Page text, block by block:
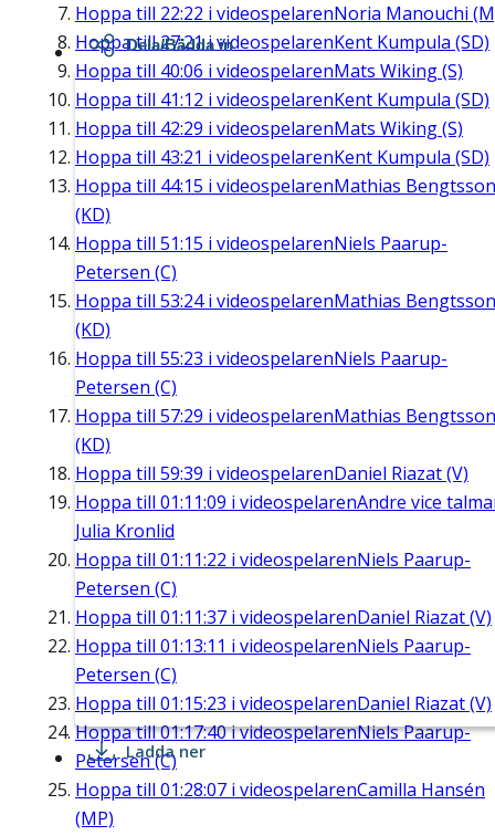
Hoppa till 22:22 i videospelarenNoria Manouchi
Hoppa till27:21i videospelarenKent Kumpula (SD)
Hoppa till 40:06 i videospelarenMats Wiking (S)
Hoppa till 41:12 i videospelarenKent Kumpula (SD)
Hoppa till 42:29 i videospelarenMats Wiking (S)
Hoppa till 43:21 i videospelarenKent Kumpula (SD)
Hoppa till 44:15 i videospelarenMathias Bengtsson
(KD)
Hoppa till 51:15 i videospelarenNiels Paarup-
Petersen (C)
Hoppa till 53:24i videospelarenMathias Bengtsson
(KD)
Hoppa till 55:23 i videospelarenNiels Paarup-
Petersen (C)
Hoppa till 57:29 i videospelarenMathias Bengtsson
(KD)
Hoppa till 59:39 i videospelarenDaniel Riazat (V)
Hoppa till 01:11:09 i videospelarenAndre vice
Julia Kronlid
Hoppa till 01:11:22 i videospelarenNiels Paarup-
Petersen (C)
Hoppa till 01:11:37 i videospelarenDaniel Riazat (V)
Hoppa till 01:13:11 i videospelarenNiels Paarup-
Petersen (C)
Hoppa till 01:15:23 i videospelarenDaniel Riazat (V)
Hoppa till01:17:40i videospelarenNiels Paarup-
Petersen (C)
Hoppa till 01:28:07 i videospelarenCamilla Hansén
(MP)
Dela/Bädda in
Ladda ner